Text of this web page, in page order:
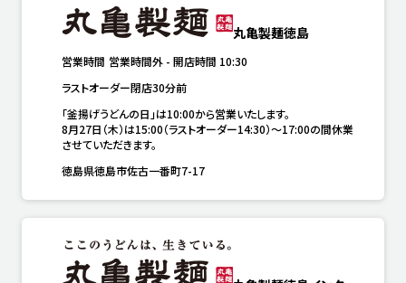
丸亀製麺徳島
営業時間 営業時間外 - 開店時間 10:30
ラストオーダー閉店30分前
「釜揚げうどんの日」は10:00から営業いたします。
8月27日（木）は15:00（ラストオーダー14:30）～17:00の間休業
させていただきます。
徳島県徳島市佐古一番町7-17